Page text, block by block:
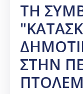
ΤΗ
ΣΤΗΝ